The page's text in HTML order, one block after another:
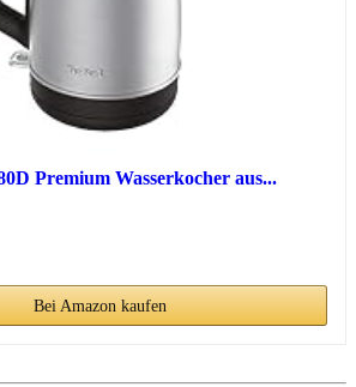
Premium Wasserkocher aus...
Bei Amazon kaufen